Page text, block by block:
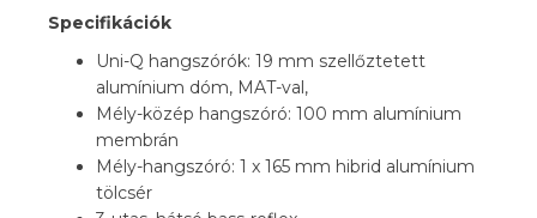
Specifikációk
Uni-Q hangszórók: 19 mm szellőztetett
alumínium dóm, MAT-val,
Mély-közép hangszóró: 100 mm alumínium
membrán
Mély-hangszóró: 1 x 165 mm hibrid alumínium
tölcsér